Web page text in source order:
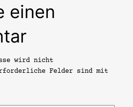
einen
wird nicht
Felder sind mit